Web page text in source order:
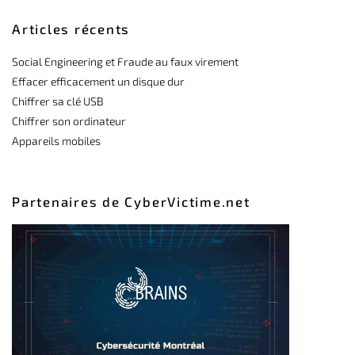
Articles récents
Social Engineering et Fraude au faux virement
Effacer efficacement un disque dur
Chiffrer sa clé USB
Chiffrer son ordinateur
Appareils mobiles
Partenaires de CyberVictime.net